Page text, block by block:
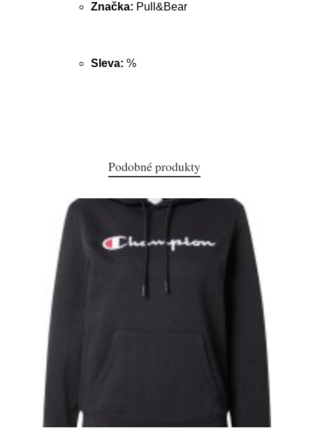
Značka: Pull&Bear
Sleva: %
Podobné produkty